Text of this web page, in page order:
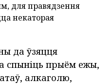
для правядзення
некаторая
да ўзяцця
спыніць прыём ежы,
алкаголю,